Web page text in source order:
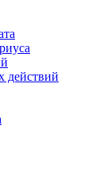
действий